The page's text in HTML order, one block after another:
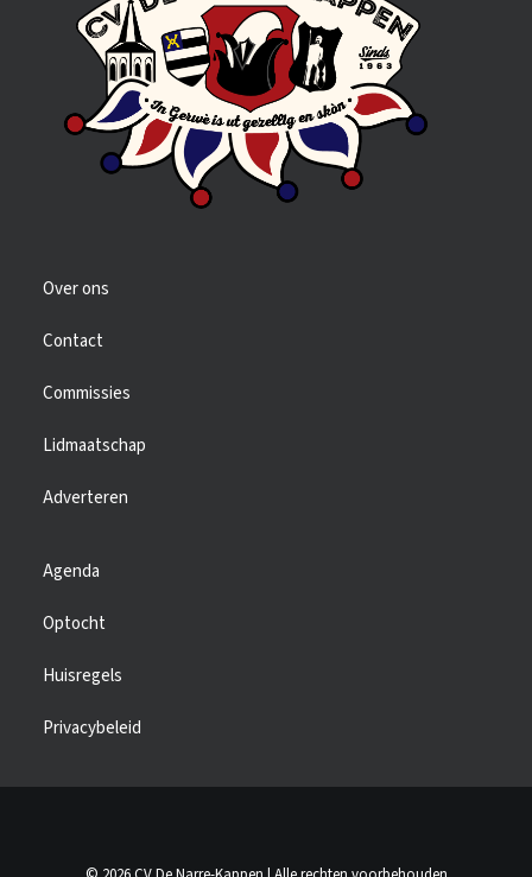
Over ons
Contact
Commissies
Lidmaatschap
Adverteren
Agenda
Optocht
Huisregels
Privacybeleid